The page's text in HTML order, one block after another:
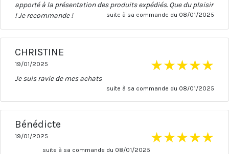
apporté à la présentation des produits expédiés. Que du plaisir
! Je recommande !
suite à sa commande du 08/01/2025
CHRISTINE
19/01/2025 ★★★★★
Je suis ravie de mes achats
suite à sa commande du 08/01/2025
Bénédicte
19/01/2025 ★★★★★
suite à sa commande du 08/01/2025